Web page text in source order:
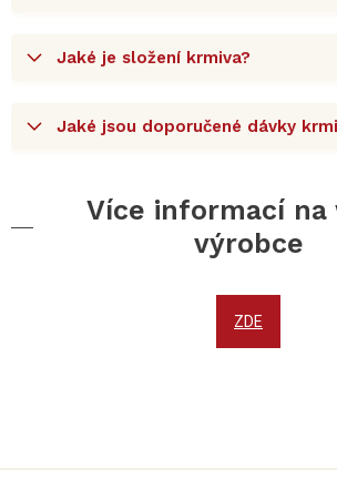
Jaké je složení krmiva?
Jaké jsou doporučené dávky
Více informací na
výrobce
ZDE